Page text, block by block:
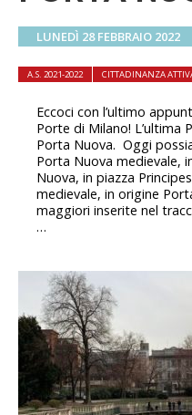
LUNEDÌ 28 FEBBRAIO 2022
A.S. 2021-2022 CITTADINANZA
Eccoci con l’ultimo
Porte di Milano! L’ultima
Porta Nuova. Oggi
Porta Nuova medievale,
Nuova, in piazza
medievale, in origine
maggiori inserite nel
…